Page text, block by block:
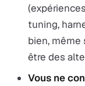
tuning,
bien, même
être des
Vous ne